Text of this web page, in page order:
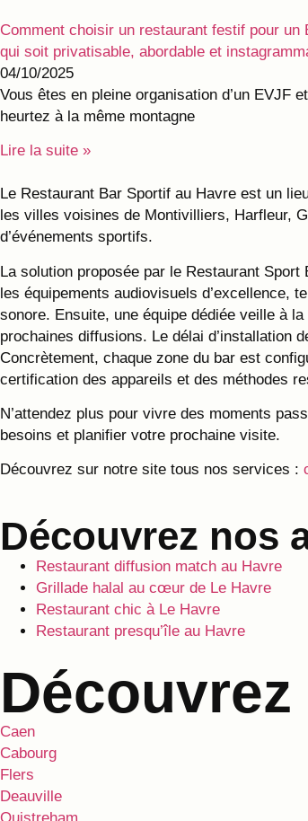
Comment choisir un restaurant festif pour un
qui soit privatisable, abordable et
04/10/2025
Vous êtes en pleine organisation d’un EVJF
heurtez à la même montagne
Lire la suite »
Le Restaurant Bar Sportif au Havre est un
les villes voisines de Montivilliers, Harfleur,
d’événements sportifs.
La solution proposée par le Restaurant
les équipements audiovisuels d’excellence,
sonore. Ensuite, une équipe dédiée veille à
prochaines diffusions. Le délai d’installation
Concrètement, chaque zone du bar est
certification des appareils et des méthodes
N’attendez plus pour vivre des moments
besoins et planifier votre prochaine visite.
Découvrez sur notre site tous nos services :
Découvrez nos
Restaurant diffusion match au Havre
Grillade halal au cœur de Le Havre
Restaurant chic à Le Havre
Restaurant presqu’île au Havre
Caen
Cabourg
Flers
Deauville